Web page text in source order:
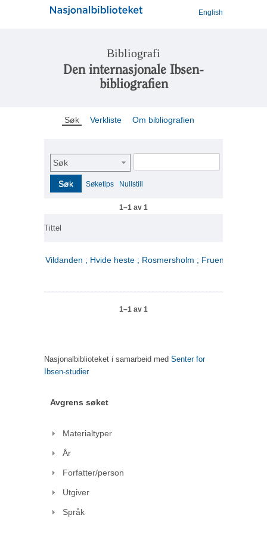
English
Bibliografi
Den internasjonale Ibsen-
bibliografien
Søk Verkliste Om bibliografien
Søk
Søk Søketips Nullstill
1–1 av 1
Tittel
Vildanden ; Hvide heste ; Rosmersholm ; Fruen fra havet
1–1 av 1
Nasjonalbiblioteket i samarbeid med Senter for
Ibsen-studier
Avgrens søket
Materialtyper
År
Forfatter/person
Utgiver
Språk